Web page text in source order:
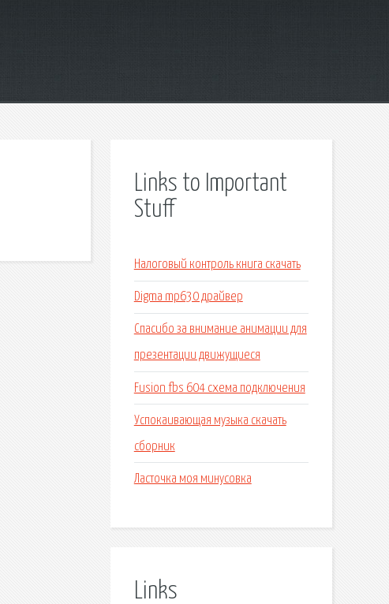
Links to Important
Stuff
Налоговый контроль книга скачать
Digma mp630 драйвер
Спасибо за внимание анимации для
презентации движущиеся
Fusion fbs 604 схема подключения
Успокаивающая музыка скачать
сборник
Ласточка моя минусовка
Links